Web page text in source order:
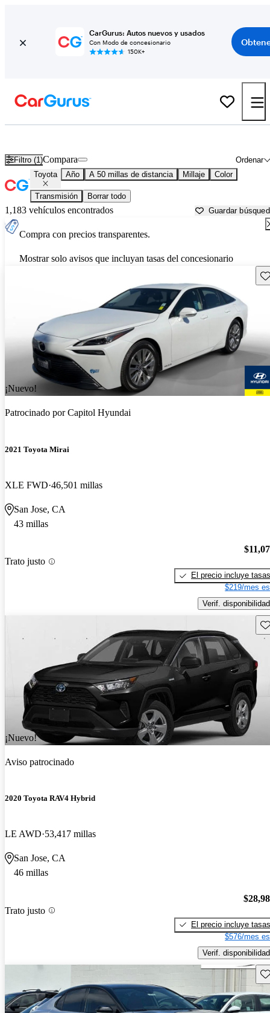
CarGurus: Autos nuevos y usados
Con Modo de concesionario
150K+
Filtro (1) Ordenar
Compara
Toyota Año A 50 millas de distancia Millaje Color
Transmisión Borrar todo
1,183 vehículos encontrados Guardar
Compra con precios transparentes.
Mostrar solo avisos que incluyan tasas del concesionario
¡Nuevo!
Patrocinado porCapitol Hyundai
2021 Toyota Mirai
XLE FWD 46,501 millas
San Jose, CA
43 millas
Trato justo
El precio incluye tasas
$219/mes
Verif. disponibilidad
¡Nuevo!
Aviso patrocinado
2020 Toyota RAV4 Hybrid
LE AWD 53,417 millas
San Jose, CA
46 millas
Trato justo
El precio incluye tasas
$576/mes
Verif. disponibilidad